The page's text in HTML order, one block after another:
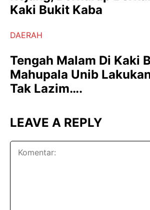
Kaki Bukit Kaba
DAERAH
Tengah Malam Di Kaki
Mahupala Unib
Tak Lazim….
LEAVE A REPLY